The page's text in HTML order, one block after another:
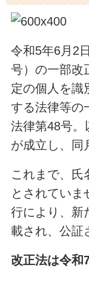
令和5年6月2
号）の一部改
定の個人を識
する法律等の
法律第48号。
が成立し、同
これまで、氏
とされていま
行により、新
載され、公証
改正法は令和